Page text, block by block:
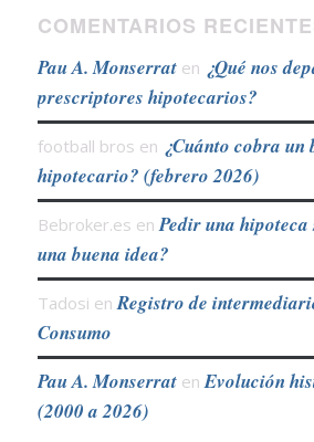
COMENTARIOS
Pau A. Monserraten ¿Qué nos
prescriptores hipotecarios?
football bros en ¿Cuánto cobra un
hipotecario? (febrero 2026)
Bebroker.es en Pedir una
una buena idea?
Tadosi en Registro de
Consumo
Pau A. Monserraten Evolución
(2000 a 2026)